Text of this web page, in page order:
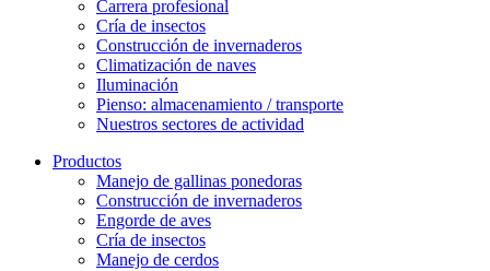
Carrera profesional
Cría de insectos
Construcción de invernaderos
Climatización de naves
Iluminación
Pienso: almacenamiento / transporte
Nuestros sectores de actividad
Productos
Manejo de gallinas ponedoras
Construcción de invernaderos
Engorde de aves
Cría de insectos
Manejo de cerdos